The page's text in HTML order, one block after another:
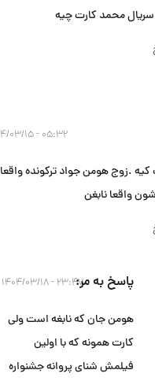
محمد کارت چیه
۰۵:۳۲ - ۱۴۰۴/۰۳/۱۵
کیه .زوج هومن جواد ترکونده واقعا
واقعا نابغن
پاسخ به مر۲۳:۴۷ - ۱۴۰۴/۰۳/۱۸
هومن جان که نابغه است ولی
کارت همونه که با اولین
فیلمش شنای پروانه جشنواره